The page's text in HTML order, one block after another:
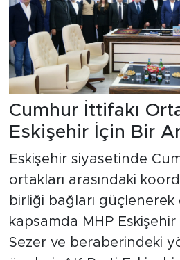
Cumhur İttifakı
Eskişehir İçin Bir
Eskişehir siyasetinde
ortakları arasındaki
birliği bağları
kapsamda MHP Eskişehir
Sezer ve beraberindeki